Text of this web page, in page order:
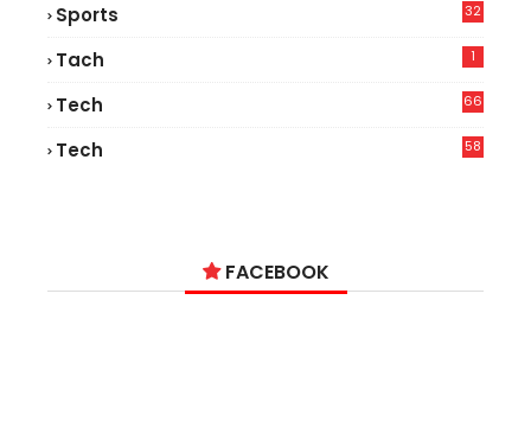
Sports 32
Tach 1
Tech
66
Tech
58
FACEBOOK